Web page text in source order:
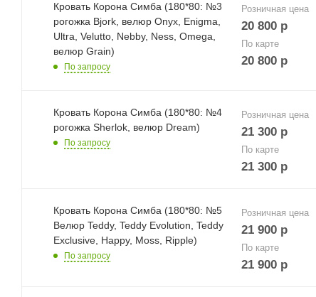
Кровать Корона Симба (180*80: №3
рогожка Bjork, велюр Onyx, Enigma,
Ultra, Velutto, Nebby, Ness, Omega,
велюр Grain)
По запросу
Розничная цена
20 800р
По карте
20 800р
Кровать Корона Симба (180*80: №4
рогожка Sherlok, велюр Dream)
По запросу
Розничная цена
21 300р
По карте
21 300р
Кровать Корона Симба (180*80: №5
Велюр Teddy, Teddy Evolution, Teddy
Exclusive, Happy, Moss, Ripple)
По запросу
Розничная цена
21 900р
По карте
21 900р